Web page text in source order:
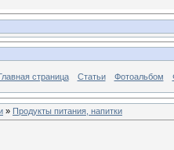
Главная страница Статьи Фотоальбом
» Продукты питания, напитки